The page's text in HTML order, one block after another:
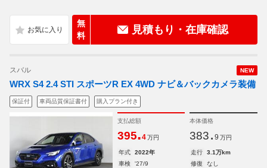
無
料
見積もり・在庫確認
NEW
スバル
WRX S4 2.4 STI スポーツR EX 4WD ナビ＆バックカメラ装備
保証付 車両品質保証書付 購入プラン付き
支払総額
395.4 万円
本体価格
383. 9 万円
年式 2022年 走行
3.1万km
車検
'27/9 修復
なし